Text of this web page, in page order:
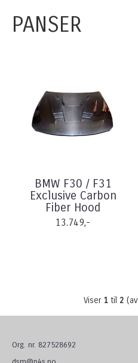
PANSER
BMW F30 / F31
Exclusive Carbon
Fiber Hood
13.749,-
Viser 1til 2 (av
Org. nr. 827528692